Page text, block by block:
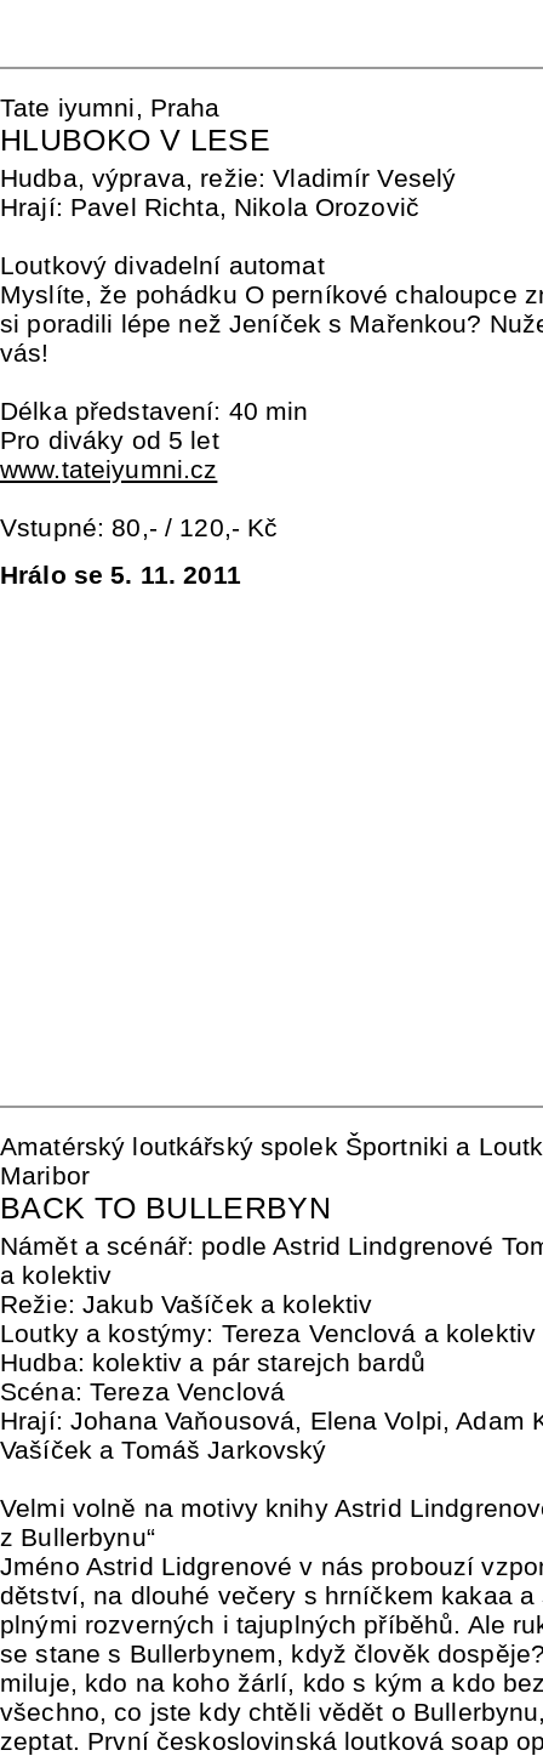
Tate iyumni, Praha
HLUBOKO V LESE
Hudba, výprava, režie: Vladimír Veselý
Hrají: Pavel Richta, Nikola Orozovič
Loutkový divadelní automat
Myslíte, že pohádku O perníkové chaloupce
si poradili lépe než Jeníček s Mařenkou?
vás!
Délka představení: 40 min
Pro diváky od 5 let
www.tateiyumni.cz
Vstupné: 80,- / 120,- Kč
Hrálo se 5. 11. 2011
Amatérský loutkářský spolek Športniki a
Maribor
BACK TO BULLERBYN
Námět a scénář: podle Astrid Lindgrenové
a kolektiv
Režie: Jakub Vašíček a kolektiv
Loutky a kostýmy: Tereza Venclová a kolektiv
Hudba: kolektiv a pár starejch bardů
Scéna: Tereza Venclová
Hrají: Johana Vaňousová, Elena Volpi, Adam
Vašíček a Tomáš Jarkovský
Velmi volně na motivy knihy Astrid
z Bullerbynu“
Jméno Astrid Lidgrenové v nás probouzí
dětství, na dlouhé večery s hrníčkem kakaa
plnými rozverných i tajuplných příběhů. Ale
se stane s Bullerbynem, když člověk
miluje, kdo na koho žárlí, kdo s kým a kdo
všechno, co jste kdy chtěli vědět o
zeptat. První českoslovinská loutková soap